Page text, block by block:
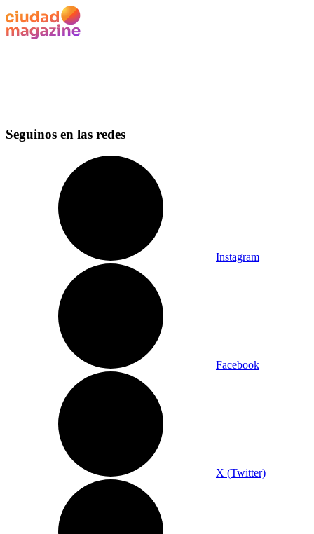
Seguinos en las redes
Instagram
Facebook
X (Twitter)